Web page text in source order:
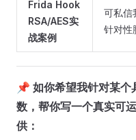
Frida Hook
RSA/AES实
战案例
可私信
针对性
📌 如你希望我针对某
数，帮你写一个真实可
供：